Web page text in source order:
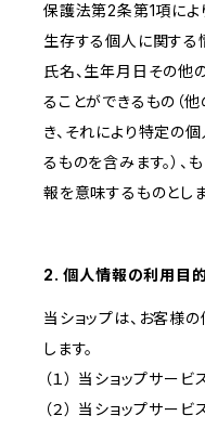
保護法第2条第1項によ
生存する個人に関する
氏名、生年月日その他
ることができるもの（
き、それにより特定の
るものを含みます。）
報を意味するものとしま
2. 個人情報の利用目的
当ショップは、お客様
します。
（１） 当ショップサー
（２） 当ショップサー